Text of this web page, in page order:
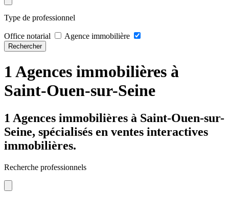
Type de professionnel
Office notarial Agence immobilière
Rechercher
1 Agences immobilières à
Saint-Ouen-sur-Seine
1 Agences immobilières à Saint-Ouen-sur-
Seine, spécialisés en ventes interactives
immobilières.
Recherche professionnels